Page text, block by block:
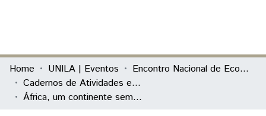
Communities & Collections
All of DSpace
Home UNILA | Eventos
Encontro Nacional de Economia Política
Cadernos de Atividades e Resumos
África, um continente sem fiadores: as diferenças entre o modelo ocidental e Chinês de financiar o desenvolvimento e o caso da República Democrática do Congo